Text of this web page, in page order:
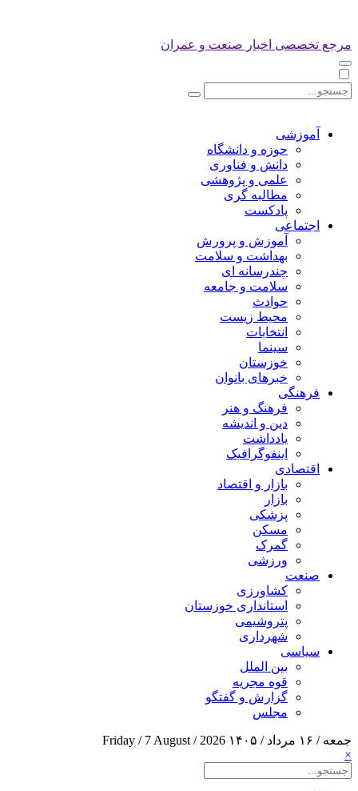
مرجع تخصصی اخبار صنعت و عمران
آموزشی
حوزه و دانشگاه
دانش و فناوری
علمی و پژوهشی
مطالبه گری
پادکست
اجتماعی
آموزش و پرورش
بهداشت و سلامت
چندرسانه ای
سلامت و جامعه
حوادث
محیط زیست
انتخابات
سینما
خوزستان
خبرهای بانوان
فرهنگی
فرهنگ و هنر
دین و اندیشه
یادداشت
اینفوگرافیک
اقتصادی
بازار و اقتصاد
بازار
پزشکی
مسکن
گمرک
ورزشی
صنعت
کشاورزی
استانداری خوزستان
پتروشیمی
شهرداری
سیاسی
بین الملل
قوه مجریه
گزارش و گفتگو
مجلس
جمعه / ۱۶ مرداد / ۱۴۰۵
Friday / 7 August / 2026
×